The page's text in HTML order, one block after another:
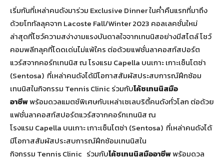
เริ่มกันที่เหล่าคนดังมาร่วม Exclusive Dinner ในค่ำคืนแรกที่มาถึง
ด้วยโททัลลุคจาก Lacoste Fall/Winter 2023 คอลเลคชั่นใหม่
ล่าสุดที่โชว์ความสง่างามแรงบันดาลใจจากเทนนิสอย่างมีสไตล์ โชว์
คอมพลีทลุคที่โดดเด่นไม่แพ้ใคร ต่อด้วยแฟชั่นลาคอสท์สปอร์ต
แวร์สจากคอร์ทเทนนิส ณ โรงแรม Capella บนเกาะ เกาะเซ็นโตซ่า
(Sentosa) ที่เหล่าคนดังได้มีโอกาสสัมผัสประสบการณ์ฝึกซ้อม
เทนนิสในกิจกรรม Tennis Clinic ร่วมกับโค้ชเทนนิสมือ
อาชีพพร้อมดวลแมตช์พิเศษกับเหล่าเซเลบริตี้คนดังทั่วโลก ต่อด้วย
แฟชั่นลาคอสท์สปอร์ตแวร์สจากคอร์ทเทนนิส ณ
โรงแรม Capella บนเกาะ เกาะเซ็นโตซ่า (Sentosa) ที่เหล่าคนดังได้
มีโอกาสสัมผัสประสบการณ์ฝึกซ้อมเทนนิสใน
กิจกรรม Tennis Clinic ร่วมกับโค้ชเทนนิสมืออาชีพพร้อมดวล